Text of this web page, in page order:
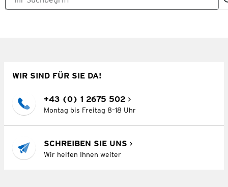
WIR SIND FÜR SIE DA!
+43 (0) 1 2675 502
Montag bis Freitag 8–18 Uhr
SCHREIBEN SIE UNS
Wir helfen Ihnen weiter